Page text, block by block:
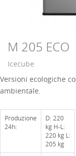
M 205 ECO
Icecube
Versioni ecologiche
ambientale.
Produzione
24h:
D: 220
kg H-L:
220 kg L:
205 kg